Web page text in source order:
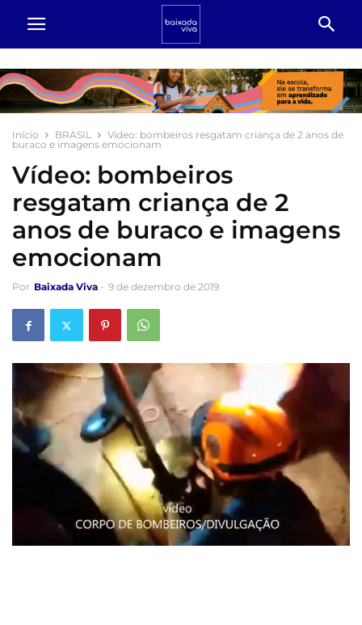
Início BRASIL
Vídeo: bombeiros resgatam criança de 2 anos de
buraco e imagens emocionam
Vídeo: bombeiros
resgatam criança de 2
anos de buraco e imagens
emocionam
Por Baixada Viva - 9 de dezembro de 2019